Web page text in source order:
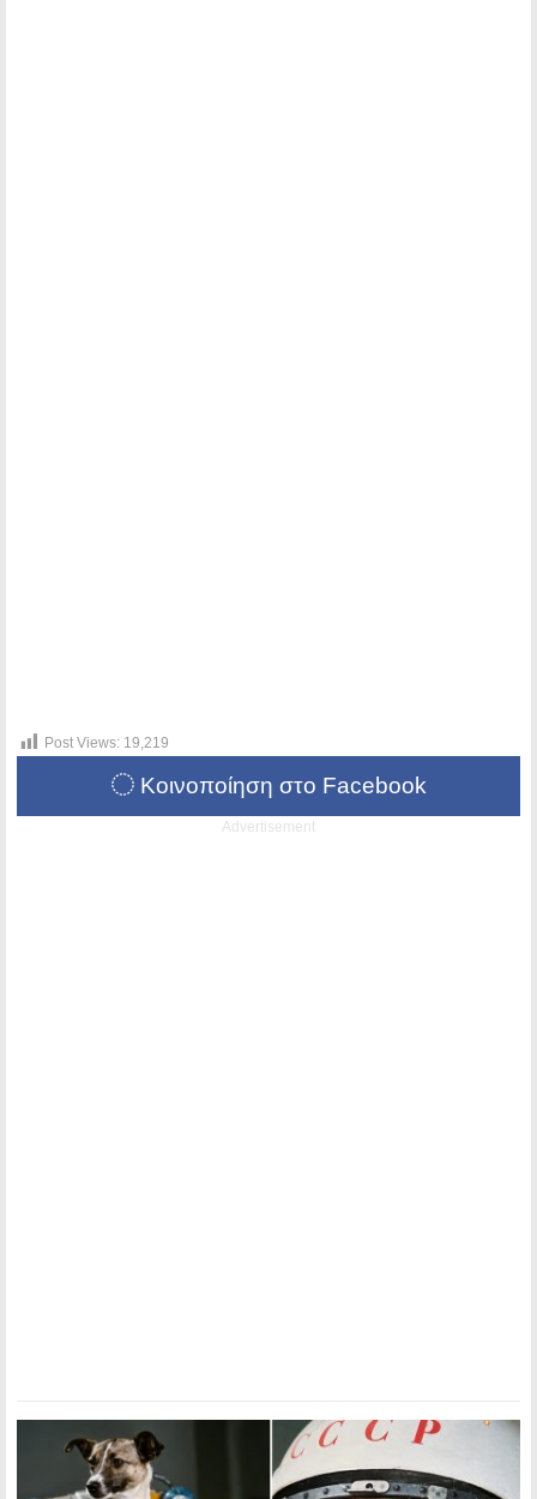
Post Views: 19,219
Κοινοποίηση στο Facebook
Advertisement